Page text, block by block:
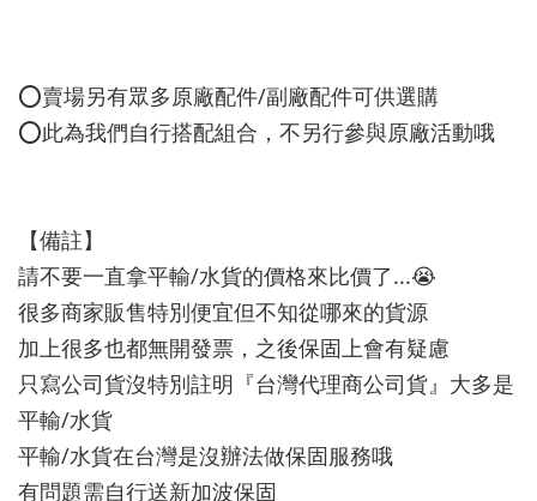
⭕️賣場另有眾多原廠配件/副廠配件可供選購
⭕️此為我們自行搭配組合，不另行參與原廠活動哦
【備註】
請不要一直拿平輸/水貨的價格來比價了...😭
很多商家販售特別便宜但不知從哪來的貨源
加上很多也都無開發票，之後保固上會有疑慮
只寫公司貨沒特別註明『台灣代理商公司貨』大多是
平輸/水貨
平輸/水貨在台灣是沒辦法做保固服務哦
有問題需自行送新加波保固